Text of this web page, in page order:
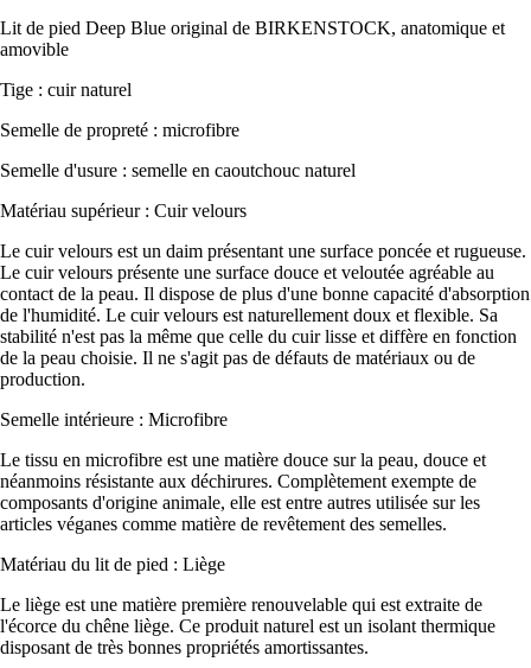
Lit de pied Deep Blue original de BIRKENSTOCK, anatomique et
amovible
Tige : cuir naturel
Semelle de propreté : microfibre
Semelle d'usure : semelle en caoutchouc naturel
Matériau supérieur : Cuir velours
Le cuir velours est un daim présentant une surface poncée et rugueuse.
Le cuir velours présente une surface douce et veloutée agréable au
contact de la peau. Il dispose de plus d'une bonne capacité d'absorption
de l'humidité. Le cuir velours est naturellement doux et flexible. Sa
stabilité n'est pas la même que celle du cuir lisse et diffère en fonction
de la peau choisie. Il ne s'agit pas de défauts de matériaux ou de
production.
Semelle intérieure : Microfibre
Le tissu en microfibre est une matière douce sur la peau, douce et
néanmoins résistante aux déchirures. Complètement exempte de
composants d'origine animale, elle est entre autres utilisée sur les
articles véganes comme matière de revêtement des semelles.
Matériau du lit de pied : Liège
Le liège est une matière première renouvelable qui est extraite de
l'écorce du chêne liège. Ce produit naturel est un isolant thermique
disposant de très bonnes propriétés amortissantes.